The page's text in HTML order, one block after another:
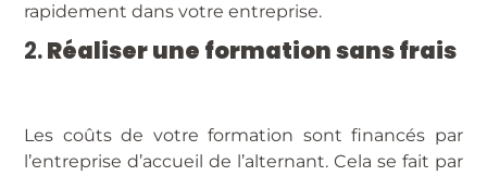
rapidement dans votre entreprise.
2.Réaliser une formation sans frais
Les coûts de votre formation sont financés par
l’entreprise d’accueil de l’alternant. Cela se fait par